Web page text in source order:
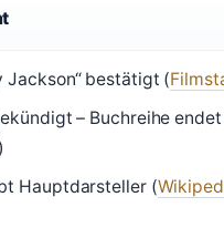
Jackson“ bestätigt (
– Buchreihe
Hauptdarsteller (